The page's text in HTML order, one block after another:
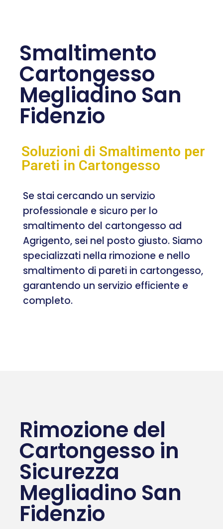
Smaltimento
Cartongesso
Megliadino San
Fidenzio
Soluzioni di Smaltimento per
Pareti in Cartongesso
Se stai cercando un servizio
professionale e sicuro per lo
smaltimento del cartongesso ad
Agrigento, sei nel posto giusto. Siamo
specializzati nella rimozione e nello
smaltimento di pareti in cartongesso,
garantendo un servizio efficiente e
completo.
Rimozione del
Cartongesso in
Sicurezza
Megliadino San
Fidenzio